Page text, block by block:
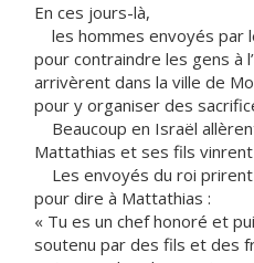
En ces jours-là,
les hommes envoyés par
pour contraindre les gens à
arrivèrent dans la ville de
pour y organiser des
Beaucoup en Israël
Mattathias et ses fils vinrent
Les envoyés du roi prirent
pour dire à Mattathias :
« Tu es un chef honoré et
soutenu par des fils et des